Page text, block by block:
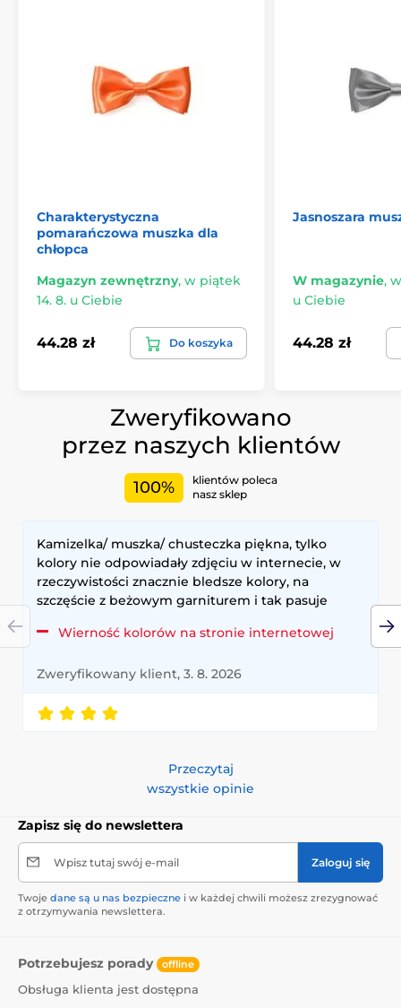
Charakterystyczna
pomarańczowa muszka dla
chłopca
Magazyn zewnętrzny, w piątek
14. 8. u Ciebie
44.28 zł Do koszyka
Jasnoszara
W magazynie,
u Ciebie
44.28 zł
Zweryfikowano
przez naszych klientów
100%
klientów poleca
nasz sklep
Kamizelka/ muszka/ chusteczka piękna, tylko
kolory nie odpowiadały zdjęciu w internecie, w
rzeczywistości znacznie bledsze kolory, na
szczęście z beżowym garniturem i tak pasuje
Wierność kolorów na stronie internetowej
Zweryfikowany klient, 3. 8. 2026
Przeczytaj
wszystkie opinie
Zapisz się do newslettera
Wpisz tutaj swój e-mail Zaloguj się
Twoje dane są u nas bezpieczne i w każdej chwili możesz zrezygnować
z otrzymywania newslettera.
Potrzebujesz porady offline
Obsługa klienta jest dostępna